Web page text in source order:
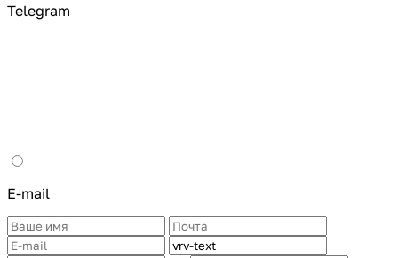
Telegram
E-mail